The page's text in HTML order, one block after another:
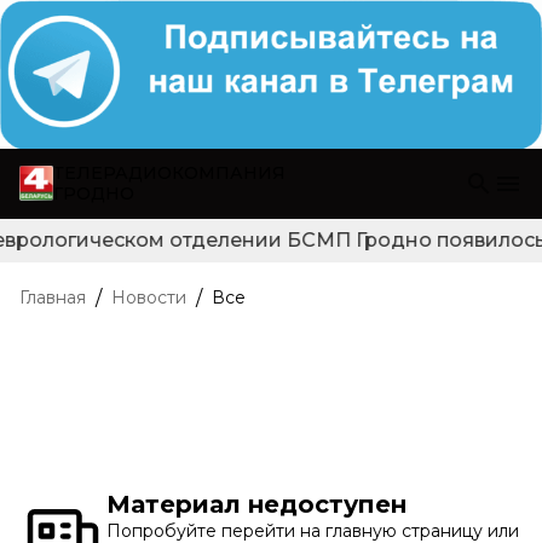
отделении БСМП Гродно
Главная / Новости / Все
Материал недоступен
Попробуйте перейти на главную страницу или